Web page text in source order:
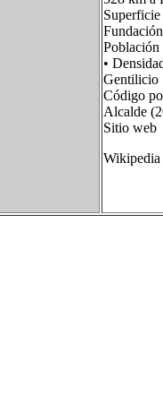
•
Código
Alcalde
Sitio
Wikipedia